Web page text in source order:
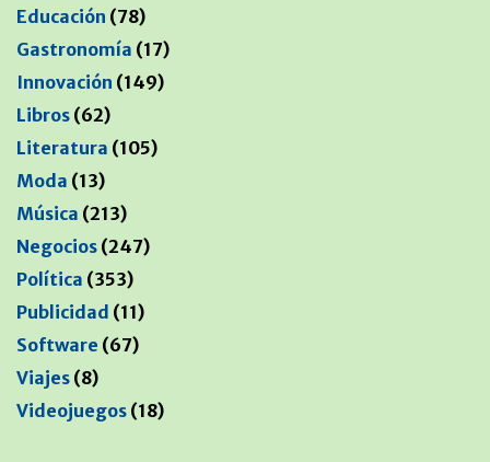
Educación (78)
Gastronomía (17)
Innovación (149)
Libros (62)
Literatura (105)
Moda (13)
Música (213)
Negocios (247)
Política (353)
Publicidad (11)
Software (67)
Viajes (8)
Videojuegos (18)